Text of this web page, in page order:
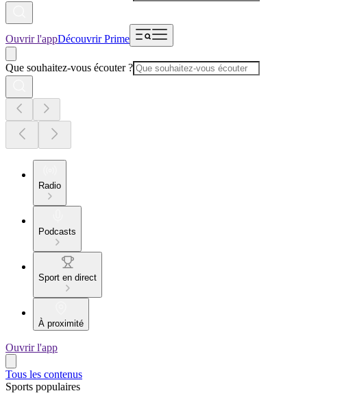
Ouvrir l'appDécouvrir Prime
Que souhaitez-vous écouter ?
Radio
Podcasts
Sport en direct
À proximité
Ouvrir l'app
Tous les contenus
Sports populaires